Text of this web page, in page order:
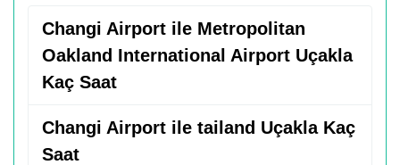
Changi Airport ile Metropolitan
Oakland International Airport Uçakla
Kaç Saat
Changi Airport ile tailand Uçakla Kaç
Saat